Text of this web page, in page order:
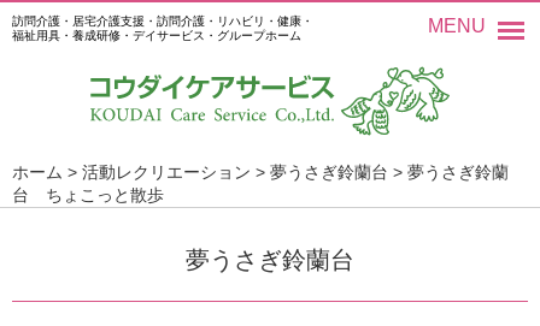
訪問介護・居宅介護支援・訪問介護・リハビリ・健康・
福祉用具・養成研修・デイサービス・グループホーム
MENU
ホーム > 活動レクリエーション > 夢うさぎ鈴蘭台 > 夢うさぎ鈴蘭
台 ちょこっと散歩
夢うさぎ鈴蘭台